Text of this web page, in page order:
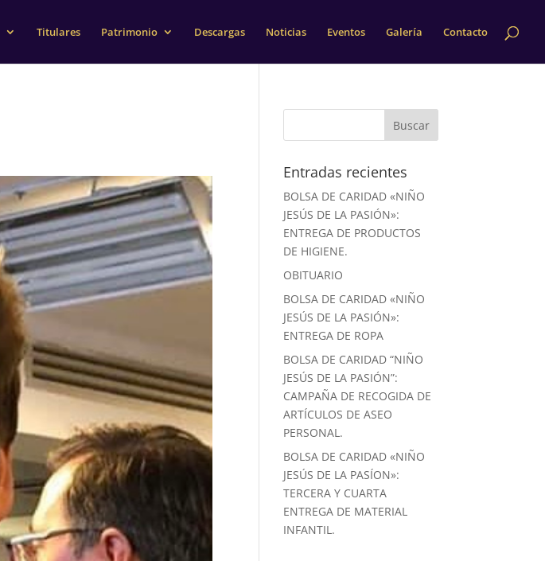
Titulares Patrimonio Descargas Noticias Eventos Galería Contacto
Entradas recientes
BOLSA DE CARIDAD «NIÑO
JESÚS DE LA PASIÓN»:
ENTREGA DE PRODUCTOS
DE HIGIENE.
OBITUARIO
BOLSA DE CARIDAD «NIÑO
JESÚS DE LA PASIÓN»:
ENTREGA DE ROPA
BOLSA DE CARIDAD “NIÑO
JESÚS DE LA PASIÓN”:
CAMPAÑA DE RECOGIDA DE
ARTÍCULOS DE ASEO
PERSONAL.
BOLSA DE CARIDAD «NIÑO
JESÚS DE LA PASÍON»:
TERCERA Y CUARTA
ENTREGA DE MATERIAL
INFANTIL.